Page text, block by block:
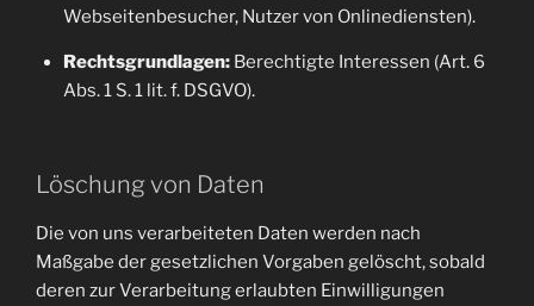
Webseitenbesucher, Nutzer von Onlinediensten).
Rechtsgrundlagen:Berechtigte Interessen (Art. 6
Abs. 1 S. 1 lit. f. DSGVO).
Löschung von Daten
Die von uns verarbeiteten Daten werden nach
Maßgabe der gesetzlichen Vorgaben gelöscht, sobald
deren zur Verarbeitung erlaubten Einwilligungen